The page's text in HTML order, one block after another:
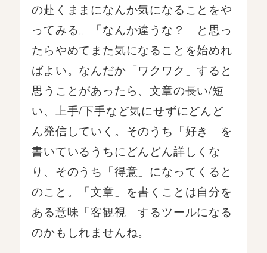
の赴くままになんか気になることをや
ってみる。「なんか違うな？」と思っ
たらやめてまた気になることを始めれ
ばよい。なんだか「ワクワク」すると
思うことがあったら、文章の長い/短
い、上手/下手など気にせずにどんど
ん発信していく。そのうち「好き」を
書いているうちにどんどん詳しくな
り、そのうち「得意」になってくると
のこと。「文章」を書くことは自分を
ある意味「客観視」するツールになる
のかもしれませんね。